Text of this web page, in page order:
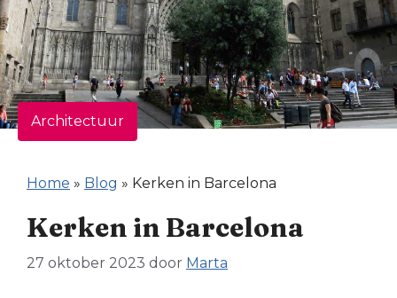
Architectuur
Home » Blog » Kerken in Barcelona
Kerken in Barcelona
27 oktober 2023 door Marta